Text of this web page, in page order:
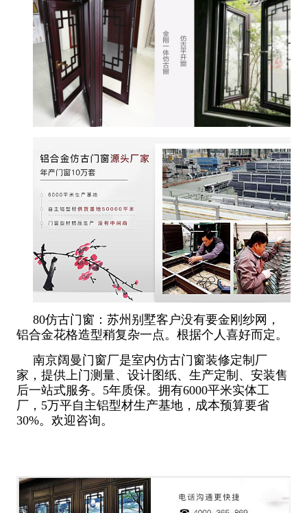
80仿古门窗：苏州别墅客户没有要金刚纱网，
铝合金花格造型稍复杂一点。根据个人喜好而定。
南京阔曼门窗厂是室内仿古门窗装修定制厂
家，提供上门测量、设计图纸、生产定制、安装售
后一站式服务。5年质保。拥有6000平米实体工
厂，5万平自主铝型材生产基地，成本预算要省
30%。欢迎咨询。